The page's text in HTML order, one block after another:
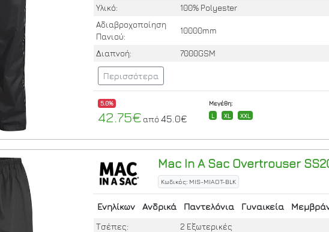
Υλικό:
100% Polyester
Αδιαβροχοποίηση
Πανιού:
10000mm
Διαπνοή: 7000GSM
Περισσότερα
5.0%
42.75€ από 45.0€
Μεγέθη:
L
XL XXL
Mac In A SacOvertrouser
Κωδικός: MIS-MIAOT-BLK
Ενηλίκων Ανδρικά Παντελόνια Γυναικεία
Τσέπες: 2 Εξωτερικές